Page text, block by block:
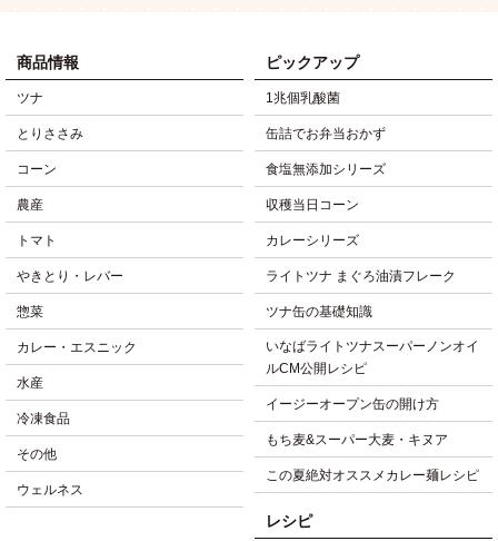
商品情報
ツナ
とりささみ
コーン
農産
トマト
やきとり・レバー
惣菜
カレー・エスニック
水産
冷凍食品
その他
ウェルネス
ピックアップ
1兆個乳酸菌
缶詰でお弁当おかず
食塩無添加シリーズ
収穫当日コーン
カレーシリーズ
ライトツナ まぐろ油漬フレーク
ツナ缶の基礎知識
いなばライトツナスーパーノンオイ
ルCM公開レシピ
イージーオープン缶の開け方
もち麦&スーパー大麦・キヌア
この夏絶対オススメカレー麺レシピ
レシピ